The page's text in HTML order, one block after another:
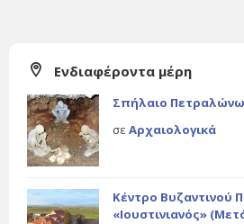
Ενδιαφέροντα μέρη
Σπήλαιο
σε Αρχαιολογικά
Κέντρο Βυζαντινού
«Ιουστινιανός»